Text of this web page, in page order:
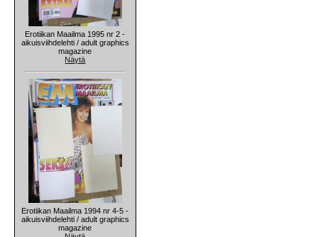
Erotiikan Maailma 1995 nr 2 -
aikuisviihdelehti / adult graphics
magazine
Näytä
Erotiikan Maailma 1994 nr 4-5 -
aikuisviihdelehti / adult graphics
magazine